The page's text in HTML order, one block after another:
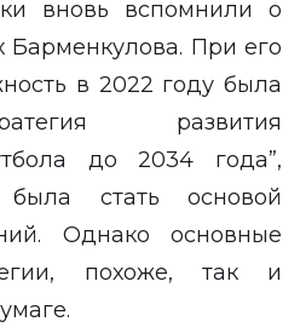
вновь вспомнили о
Барменкулова. При его
в 2022 году была
развития
до 2034 года”,
стать основой
Однако основные
похоже, так и